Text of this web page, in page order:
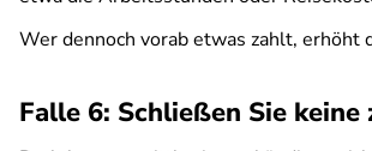
Wer dennoch vorab etwas zahlt, erhöht
Falle 6: Schließen Sie